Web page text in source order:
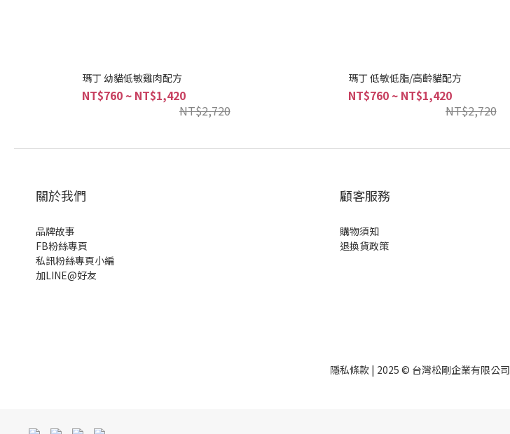
瑪丁 幼貓低敏雞肉配方
NT$760 ~ NT$1,420
NT$2,720
瑪丁 低敏低脂/高齡貓配方
NT$760 ~ NT$1,420
NT$2,720
關於我們
品牌故事
FB粉絲專頁
私訊粉絲專頁小編
加LINE@好友
顧客服務
購物須知
退換貨政策
隱私條款 | 2025 © 台灣松剛企業有限公司